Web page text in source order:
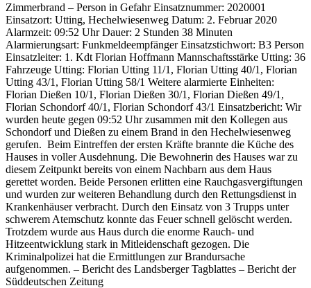
Zimmerbrand – Person in Gefahr Einsatznummer: 2020001
Einsatzort: Utting, Hechelwiesenweg Datum: 2. Februar 2020
Alarmzeit: 09:52 Uhr Dauer: 2 Stunden 38 Minuten
Alarmierungsart: Funkmeldeempfänger Einsatzstichwort: B3 Person
Einsatzleiter: 1. Kdt Florian Hoffmann Mannschaftsstärke Utting: 36
Fahrzeuge Utting: Florian Utting 11/1, Florian Utting 40/1, Florian
Utting 43/1, Florian Utting 58/1 Weitere alarmierte Einheiten:
Florian Dießen 10/1, Florian Dießen 30/1, Florian Dießen 49/1,
Florian Schondorf 40/1, Florian Schondorf 43/1 Einsatzbericht: Wir
wurden heute gegen 09:52 Uhr zusammen mit den Kollegen aus
Schondorf und Dießen zu einem Brand in den Hechelwiesenweg
gerufen. Beim Eintreffen der ersten Kräfte brannte die Küche des
Hauses in voller Ausdehnung. Die Bewohnerin des Hauses war zu
diesem Zeitpunkt bereits von einem Nachbarn aus dem Haus
gerettet worden. Beide Personen erlitten eine Rauchgasvergiftungen
und wurden zur weiteren Behandlung durch den Rettungsdienst in
Krankenhäuser verbracht. Durch den Einsatz von 3 Trupps unter
schwerem Atemschutz konnte das Feuer schnell gelöscht werden.
Trotzdem wurde aus Haus durch die enorme Rauch- und
Hitzeentwicklung stark in Mitleidenschaft gezogen. Die
Kriminalpolizei hat die Ermittlungen zur Brandursache
aufgenommen. – Bericht des Landsberger Tagblattes – Bericht der
Süddeutschen Zeitung